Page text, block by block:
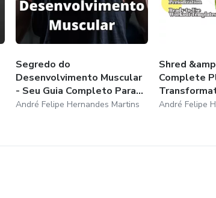
Segredo do
Desenvolvimento Muscular
- Seu Guia Completo Para...
André Felipe Hernandes Martins
Shred
Complete
André Felipe